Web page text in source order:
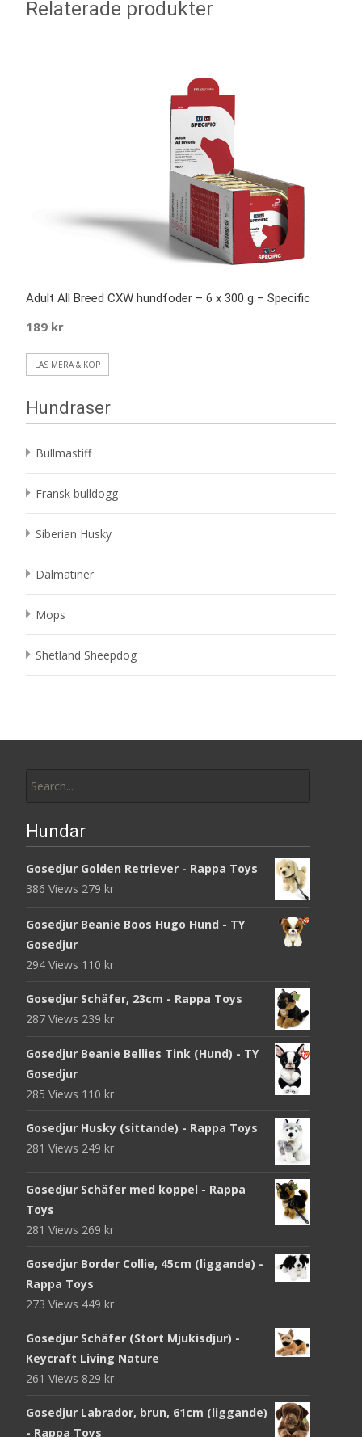
Relaterade produkter
Adult All Breed CXW hundfoder – 6 x 300 g – Specific
189 kr
LÄS MERA & KÖP
Hundraser
Bullmastiff
Fransk bulldogg
Siberian Husky
Dalmatiner
Mops
Shetland Sheepdog
for:
Hundar
Gosedjur Golden Retriever - Rappa Toys
386 Views 279 kr
Gosedjur Beanie Boos Hugo Hund - TY
Gosedjur
294 Views 110 kr
Gosedjur Schäfer, 23cm - Rappa Toys
287 Views 239 kr
Gosedjur Beanie Bellies Tink (Hund) - TY
Gosedjur
285 Views 110 kr
Gosedjur Husky (sittande) - Rappa Toys
281 Views 249 kr
Gosedjur Schäfer med koppel - Rappa
Toys
281 Views 269 kr
Gosedjur Border Collie, 45cm (liggande) -
Rappa Toys
273 Views 449 kr
Gosedjur Schäfer (Stort Mjukisdjur) -
Keycraft Living Nature
261 Views 829 kr
Gosedjur Labrador, brun, 61cm (liggande)
- Rappa Toys